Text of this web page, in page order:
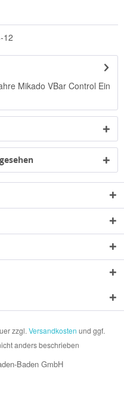
12
Mikado VBar Control Ein
zzgl. Versandkosten und ggf.
anders beschrieben
Baden GmbH